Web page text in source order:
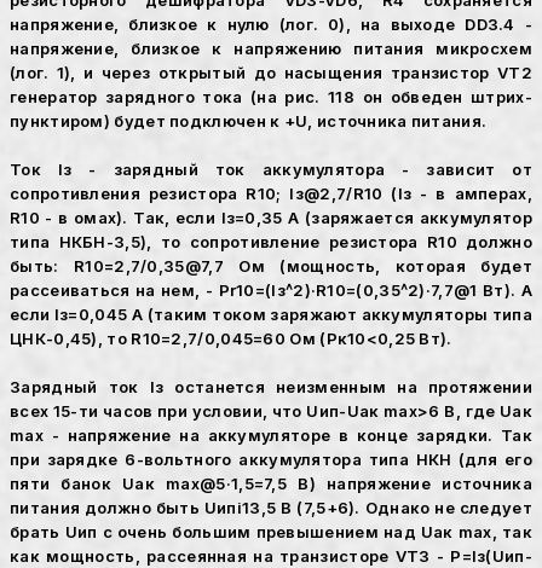
напряжение, близкое к нулю (лог. 0), на выходе DD3.4 -
напряжение, близкое к напряжению питания микросхем
(лог. 1), и через открытый до насыщения транзистор VT2
генератор зарядного тока (на рис. 118 он обведен штрих-
пунктиром) будет подключен к +U, источника питания.
Ток Iз - зарядный ток аккумулятора - зависит от
сопротивления резистора R10; Iз@2,7/R10 (Iз - в амперах,
R10 - в омах). Так, если Iз=0,35 А (заряжается аккумулятор
типа НКБН-3,5), то сопротивление резистора R10 должно
быть: R10=2,7/0,35@7,7 Ом (мощность, которая будет
рассеиваться на нем, - Pr10=(Iз^2)·R10=(0,35^2)·7,7@1 Вт). А
если Iз=0,045 А (таким током заряжают аккумуляторы типа
ЦНК-0,45), то R10=2,7/0,045=60 Ом (Рк10<0,25 Вт).
Зарядный ток Iз останется неизменным на протяжении
всех 15-ти часов при условии, что Uип-Uак max>6 В, где Uак
max - напряжение на аккумуляторе в конце зарядки. Так
при зарядке 6-вольтного аккумулятора типа НКН (для его
пяти банок Uак max@5·1,5=7,5 В) напряжение источника
питания должно быть Uипі13,5 В (7,5+6). Однако не следует
брать Uип с очень большим превышением над Uак max, так
как мощность, рассеянная на транзисторе VT3 - Р=Iз(Uип-